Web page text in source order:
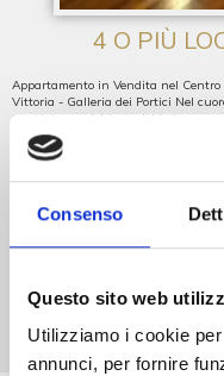
Consenso
Questo sito web
Utilizziamo i cookie
annunci, per fornire
4 O PIÙ
Appartamento in Vendita nel Centro
Vittoria - Galleria dei Portici Nel
prestigiose e richieste del[...]
Residenziale